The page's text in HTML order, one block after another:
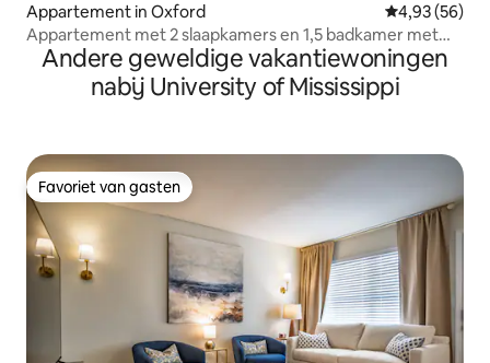
Appartement in Oxford Gemiddelde
4,93 (56)
Appartement met 2 slaapkamers en 1,5 badkamer met
patio, gasgrill, open haard!
Andere geweldige vakantiewoningen
nabij University of Mississippi
Favoriet van gasten
Favoriet van gasten